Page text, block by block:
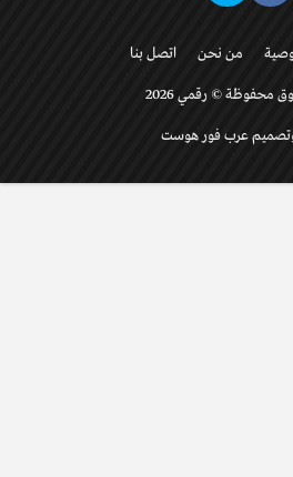
من نحن اتصل بنا
محفوظة © رقمي 2026
عرب فور هوست